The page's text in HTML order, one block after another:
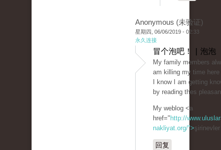
Anonymous (未验证)
星期四, 06/06/2019 - 02:33
永久连接
冒个泡吧！ | 泡泡
My family members
am killing my time
I know I am getting
by reading thes
My weblog <a
href=" http://
nakliyat.org/">
回复